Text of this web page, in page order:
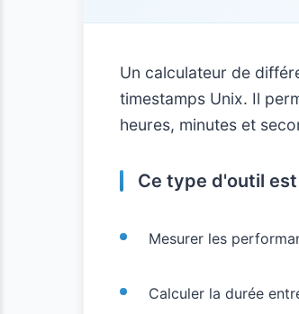
Un calculateur de
timestamps Unix. Il
heures, minutes et
Ce type d'outil
Mesurer les
Calculer la durée